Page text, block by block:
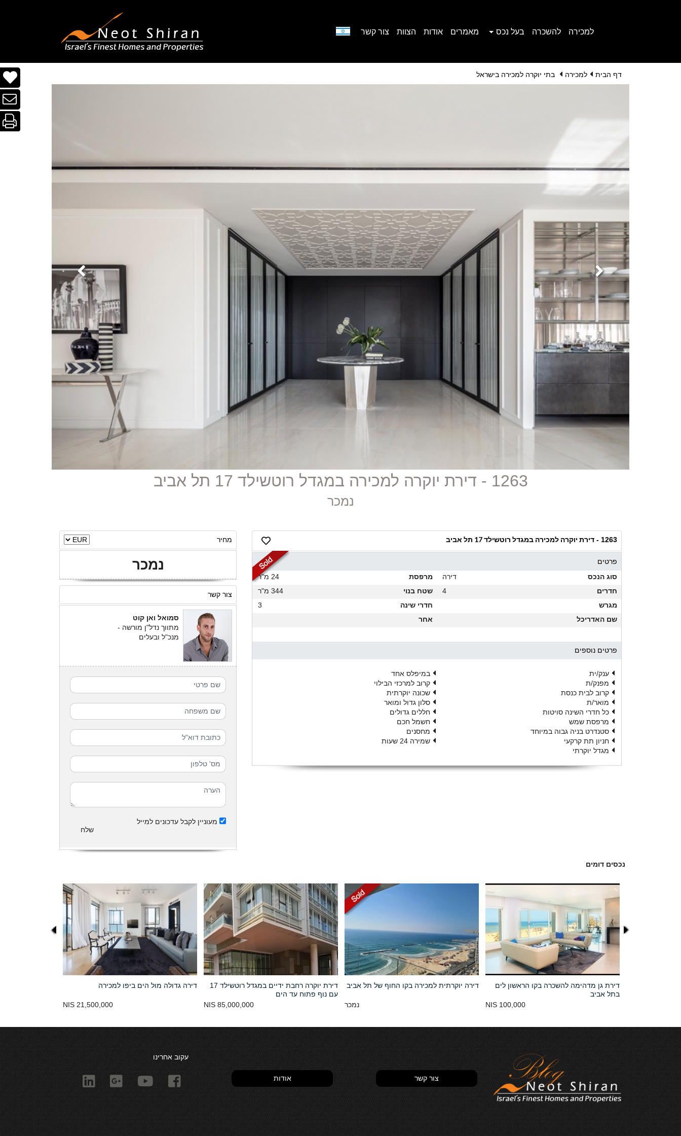
למכירה להשכרה בעל נכס מאמרים אודות הצוות צור קשר
דף הבית למכירה בתי יוקרה למכירה בישראל
1263 - דירת יוקרה למכירה במגדל רוטשילד 17 תל אביב
נמכר
1263 - דירת יוקרה למכירה במגדל רוטשילד 17 תל אביב
פרטים
סוג הנכס
דירה מרפסת
24 מ"ר
חדרים
4 שטח בנוי
344 מ"ר
מגרש
חדרי שינה
3
שם האדריכל
אחר
פרטים נוספים
ענק/ית
במיפלס אחד
מפנק/ת
קרוב למרכזי הבילוי
קרוב לבית כנסת
שכונה יוקרתית
מואר/ת
סלון גדול ומואר
כל חדרי השינה סויטות
חללים גדולים
מרפסת שמש
חשמל חכם
סטנדרט בניה גבוה במיוחד
מחסנים
חניון תת קרקעי
שמירה 24 שעות
מגדל יוקרתי
מחיר
נמכר
צור קשר
סמואל ואן קוט
מתווך נדל"ן מורשה -
מנכ"ל ובעלים
מעוניין לקבל עדכונים למייל
שלח
נכסים דומים
דירה גדולה מול הים ביפו למכירה
21,500,000 NIS
דירת יוקרה רחבת ידיים במגדל רוטשילד 17
עם נוף פתוח עד הים
85,000,000 NIS
דירה יוקרתית למכירה בקו החוף של תל אביב
נמכר
דירת גן מדהימה להשכרה בקו הראשון לים
בתל אביב
100,000 NIS
צור קשר אודות
עקוב אחרינו